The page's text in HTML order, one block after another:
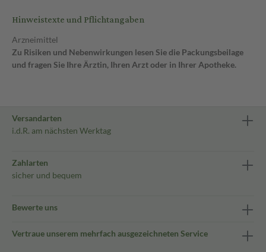
Hinweistexte und Pflichtangaben
Arzneimittel
Zu Risiken und Nebenwirkungen lesen Sie die Packungsbeilage
und fragen Sie Ihre Ärztin, Ihren Arzt oder in Ihrer Apotheke.
Versandarten
i.d.R. am nächsten Werktag
Zahlarten
sicher und bequem
Bewerte uns
Vertraue unserem mehrfach ausgezeichneten Service